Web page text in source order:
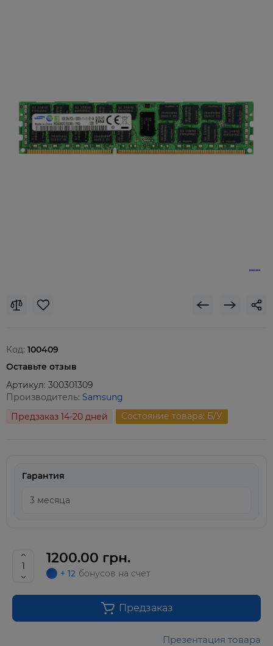
Код: 100409
Оставьте отзыв
Артикул: 300301309
Производитель: Samsung
Предзаказ 14-20 дней
Состояние товара: Б/У
Гарантия
1200.00 грн.
+ 12 бонусов на счет
Предзаказ
Презентация товара